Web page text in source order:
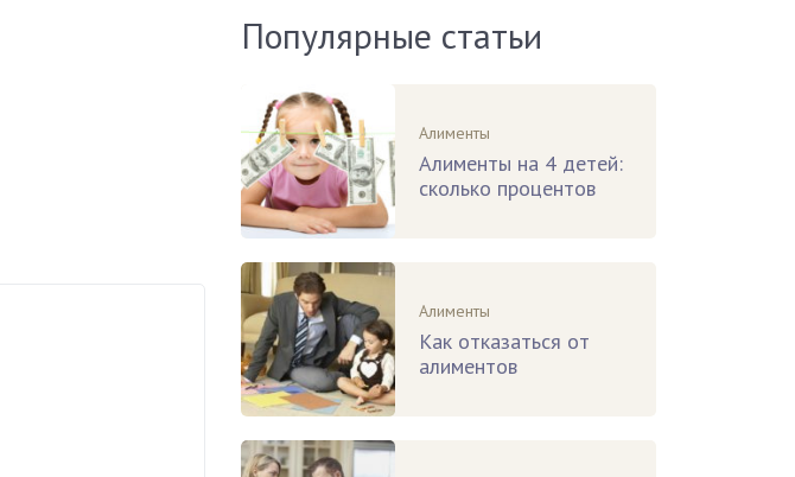
Популярные статьи
Алименты
Алименты на 4 детей:
сколько процентов
Алименты
Как отказаться от
алиментов